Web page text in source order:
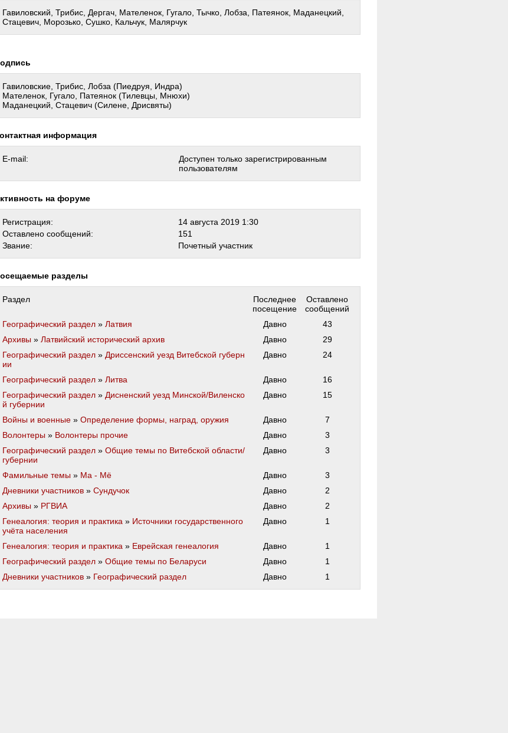
Гавиловский, Трибис, Дергач, Мателенок, Гугало, Тычко, Лобза, Патеянок, Маданецкий,
Стацевич, Морозько, Сушко, Кальчук, Малярчук
Подпись
Гавиловские, Трибис, Лобза (Пиедруя, Индра)
Мателенок, Гугало, Патеянок (Тилевцы, Мнюхи)
Маданецкий, Стацевич (Силене, Дрисвяты)
Контактная информация
E-mail:
Доступен только зарегистрированным
пользователям
Активность на форуме
Регистрация:
14 августа 2019 1:30
Оставлено сообщений:
151
Звание:
Почетный участник
Посещаемые разделы
Раздел
Последнее
посещение
Оставлено
сообщений
Географический раздел » Латвия Давно
43
Архивы » Латвийский исторический архив Давно
29
Географический раздел » Дриссенский уезд Витебской губерн
ии
Давно 24
Географический раздел » Литва Давно
16
Географический раздел » Дисненский уезд Минской/Виленско
й губернии
Давно 15
Войны и военные » Определение формы, наград, оружия Давно
7
Волонтеры » Волонтеры прочие Давно
3
Географический раздел » Общие темы по Витебской области/
губернии
Давно 3
Фамильные темы » Ма - Мё Давно
3
Дневники участников » Сундучок Давно
2
Архивы » РГВИА Давно
2
Генеалогия: теория и практика » Источники государственного
учёта населения
Давно 1
Генеалогия: теория и практика » Еврейская генеалогия Давно
1
Географический раздел » Общие темы по Беларуси Давно
1
Дневники участников » Географический раздел Давно 1